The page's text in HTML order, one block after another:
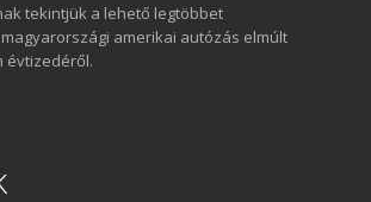
tekintjük a lehető legtöbbet
amerikai autózás elmúlt
évtizedéről.